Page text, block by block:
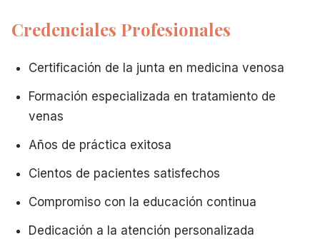
Preguntas respondidas exhaustivamente
Conveniencia Local de Hamilton, NJ
doctor de venas local en Hamilton
Distancia de viaje corta
Horarios de cita convenientes
Citas los sábados disponibles
Entorno familiar y cómodo
Sirviendo a su comunidad
Nuestrosdoctores de venas de Hamiltonpriorizan su
Credenciales Profesionales
Certificación de la junta en medicina venosa
Formación especializada en tratamiento de
venas
Años de práctica exitosa
Cientos de pacientes satisfechos
Compromiso con la educación continua
Dedicación a la atención personalizada